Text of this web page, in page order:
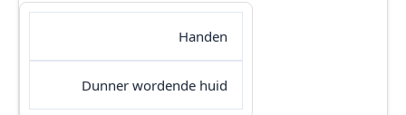
Handen
Dunner wordende huid